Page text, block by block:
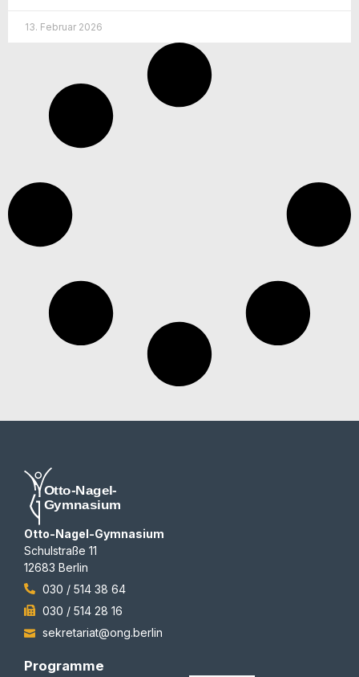
13. Februar 2026
Otto-Nagel-Gymnasium
Schulstraße 11
12683 Berlin
030 / 514 38 64
030 / 514 28 16
sekretariat@ong.berlin
Programme